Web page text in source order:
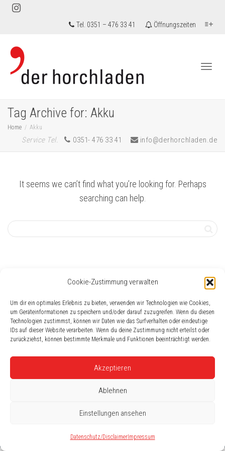
Cookie-Zustimmung verwalten
Um dir ein optimales Erlebnis zu bieten, verwenden wir Technologien wie Cookies,
um Geräteinformationen zu speichern und/oder darauf zuzugreifen. Wenn du diesen
Technologien zustimmst, können wir Daten wie das Surfverhalten oder eindeutige
IDs auf dieser Website verarbeiten. Wenn du deine Zustimmung nicht erteilst oder
zurückziehst, können bestimmte Merkmale und Funktionen beeinträchtigt werden.
Akzeptieren
Ablehnen
Einstellungen ansehen
Datenschutz/DisclaimerImpressum
Tel. 0351 – 476 33 41 Öffnungszeiten
Tag Archive for: Akku
Home Akku
Service Tel. 0351- 476 33 41 info@derhorchladen.de
It seems we can’t find what you’re looking for. Perhaps
searching can help.
Buchempfehlung Frühlingscheck 2016 Geschenktipps Akku-Hörgerät
Dresden Batteriewechsel AudioService AAA Besser-Hörer
Eislingen Gehörschaden AC DC check Gehörschutz Geschenke für
©2026 der horchladen - Ihre Hörgeräteexperten in